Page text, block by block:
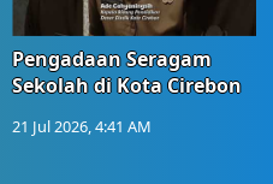
Pengadaan Seragam
Sekolah di Kota Cirebon
21 Jul 2026, 4:41 AM